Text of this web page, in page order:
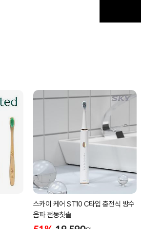
스카이 케어 ST10 C타입 충전식 방수
음파 전동칫솔